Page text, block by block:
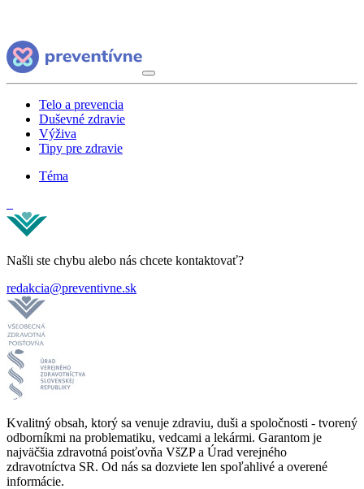
Telo a prevencia
Duševné zdravie
Výživa
Tipy pre zdravie
Téma
Našli ste chybu alebo nás chcete kontaktovať?
redakcia@preventivne.sk
Kvalitný obsah, ktorý sa venuje zdraviu, duši a spoločnosti - tvorený
odborníkmi na problematiku, vedcami a lekármi. Garantom je
najväčšia zdravotná poisťovňa VšZP a Úrad verejného
zdravotníctva SR. Od nás sa dozviete len spoľahlivé a overené
informácie.